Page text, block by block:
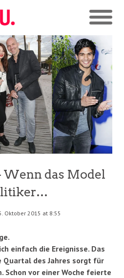
Wenn das Model
Oktober 2015 at 8:55
einfach die Ereignisse. Das
des Jahres sorgt für
Schon vor einer Woche feierte